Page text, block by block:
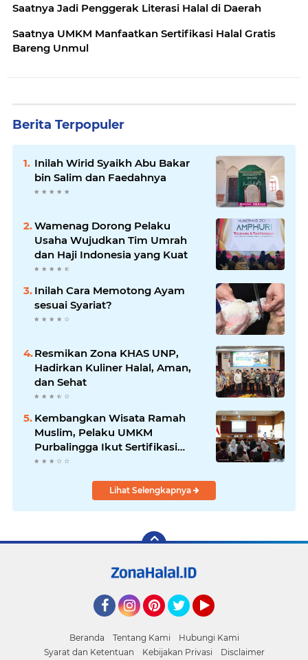
Saatnya Jadi Penggerak Literasi Halal di Daerah
Saatnya UMKM Manfaatkan Sertifikasi Halal Gratis
Bareng Unmul
Berita Terpopuler
Inilah Wirid Syaikh Abu Bakar
bin Salim dan Faedahnya
Wamenag Dorong Pelaku
Usaha Wujudkan Tim Umrah
dan Haji Indonesia yang Kuat
Inilah Cara Memotong Ayam
sesuai Syariat?
Resmikan Zona KHAS UNP,
Hadirkan Kuliner Halal, Aman,
dan Sehat
Kembangkan Wisata Ramah
Muslim, Pelaku UMKM
Purbalingga Ikut Sertifikasi
Halal
Lihat Selengkapnya
Beranda Tentang Kami
Hubungi Kami
Syarat dan Ketentuan
Kebijakan Privasi Disclaimer